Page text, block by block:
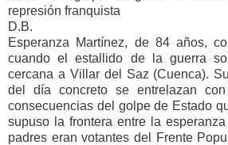
represión franquista
D.B.
Esperanza Martínez, de 84 años,
cuando el estallido de la guerra
cercana a Villar del Saz (Cuenca).
del día concreto se entrelazan
consecuencias del golpe de Estado
supuso la frontera entre la
padres eran votantes del Frente